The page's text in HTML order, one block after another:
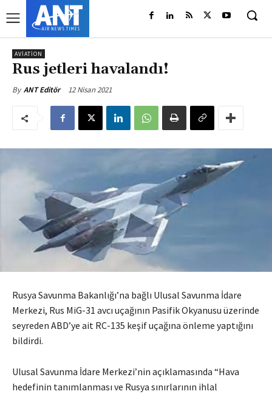
AVIATION
Rus jetleri havalandı!
By ANT Editör 12 Nisan 2021
Rusya Savunma Bakanlığı’na bağlı Ulusal Savunma İdare
Merkezi, Rus MiG-31 avcı uçağının Pasifik Okyanusu üzerinde
seyreden ABD’ye ait RC-135 keşif uçağına önleme yaptığını
bildirdi.
Ulusal Savunma İdare Merkezi’nin açıklamasında “Hava
hedefinin tanımlanması ve Rusya sınırlarının ihlal